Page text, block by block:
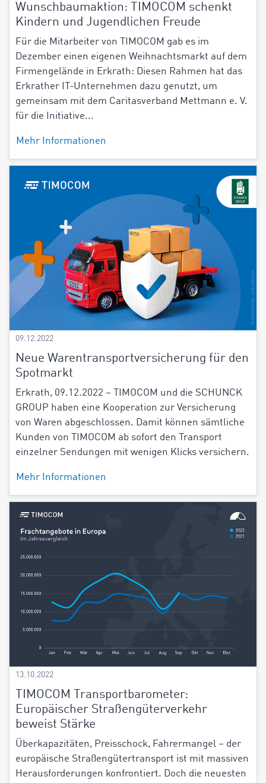
Wunschbaumaktion: TIMOCOM schenkt
Kindern und Jugendlichen Freude
Für die Mitarbeiter von TIMOCOM gab es im
Dezember einen eigenen Weihnachtsmarkt auf dem
Firmengelände in Erkrath: Diesen Rahmen hat das
Erkrather IT-Unternehmen dazu genutzt, um
gemeinsam mit dem Caritasverband Mettmann e. V.
für die Initiative...
Mehr Informationen
09.12.2022
Neue Warentransportversicherung für den
Spotmarkt
Erkrath, 09.12.2022 – TIMOCOM und die SCHUNCK
GROUP haben eine Kooperation zur Versicherung
von Waren abgeschlossen. Damit können sämtliche
Kunden von TIMOCOM ab sofort den Transport
einzelner Sendungen mit wenigen Klicks versichern.
Mehr Informationen
13.10.2022
TIMOCOM Transportbarometer:
Europäischer Straßengüterverkehr
beweist Stärke
Überkapazitäten, Preisschock, Fahrermangel – der
europäische Straßengütertransport ist mit massiven
Herausforderungen konfrontiert. Doch die neuesten